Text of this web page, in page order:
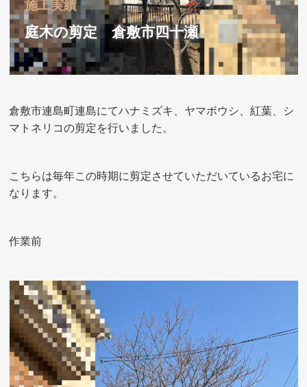
施工実績
庭木の剪定 倉敷市四十瀬
倉敷市連島町連島にてハナミズキ、ヤマボウシ、紅葉、シ
マトネリコの剪定を行いました。
こちらは毎年この時期に剪定させていただいているお宅に
なります。
作業前